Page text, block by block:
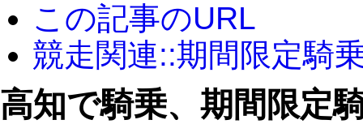
この記事のURL
競走関連::期間限定騎
高知で騎乗、期間限定